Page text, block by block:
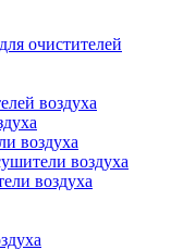
очистителей
воздуха
воздуха
воздуха
воздуха